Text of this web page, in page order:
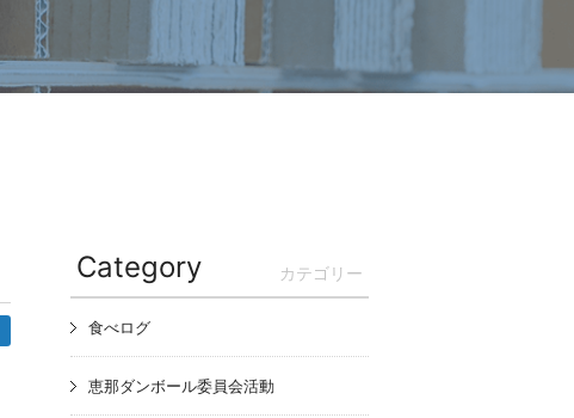
Category カテゴリー
食べログ
恵那ダンボール委員会活動